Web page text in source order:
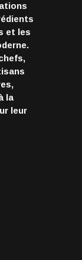
et les
la
leur